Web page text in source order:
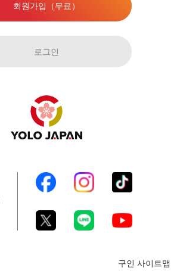
회원가입（무료）
로그인
구인 사이트맵